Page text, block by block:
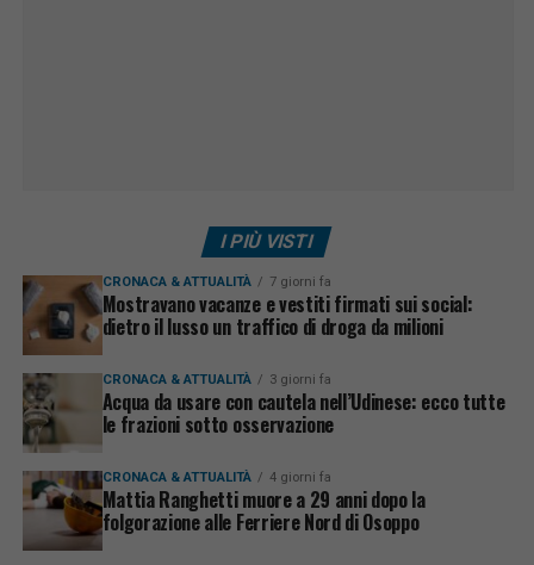
I PIÙ VISTI
CRONACA & ATTUALITÀ 7 giorni fa
Mostravano vacanze e vestiti firmati sui social:
dietro il lusso un traffico di droga da milioni
CRONACA & ATTUALITÀ 3 giorni fa
Acqua da usare con cautela nell’Udinese: ecco tutte
le frazioni sotto osservazione
CRONACA & ATTUALITÀ 4 giorni fa
Mattia Ranghetti muore a 29 anni dopo la
folgorazione alle Ferriere Nord di Osoppo